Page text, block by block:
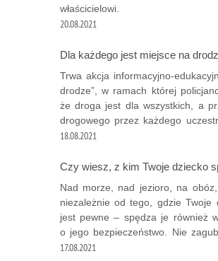
właścicielowi.
20.08.2021
Dla każdego jest miejsce na
Trwa akcja informacyjno-
drodze”, w ramach której
że droga jest dla wszystkich, a
drogowego przez każdego
18.08.2021
Czy wiesz, z kim Twoje dziecko
Nad morze, nad jezioro, na
niezależnie od tego, gdzie
jest pewne – spędza je również
o jego bezpieczeństwo. Nie
17.08.2021